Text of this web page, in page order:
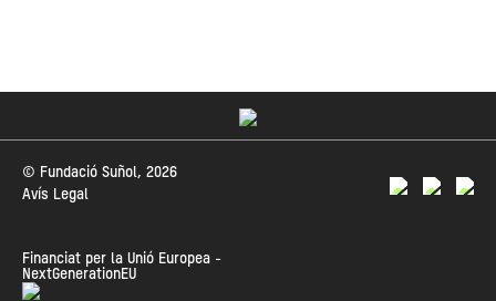
© Fundació Suñol, 2026
Avís Legal
Financiat per la Unió Europea -
NextGenerationEU